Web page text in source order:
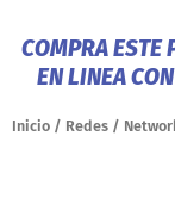
COMPRA ESTE
EN LINEA
Inicio / Redes /